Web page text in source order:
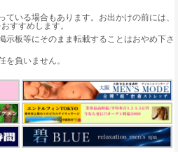
いる場合もあります。お出かけの前には、
すすめします。
示板等にそのまま転載することはおやめ下さ
を負いません。